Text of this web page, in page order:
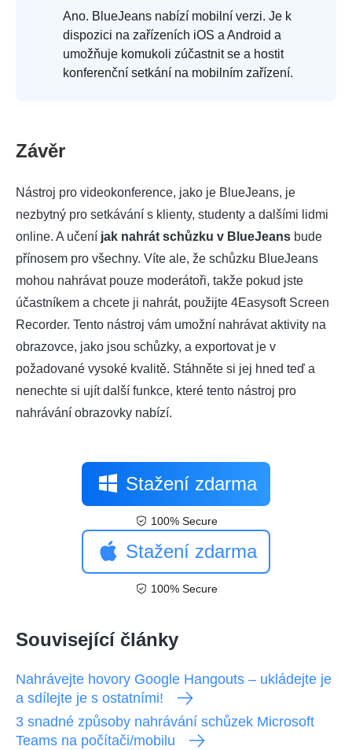
Ano. BlueJeans nabízí mobilní verzi. Je k
dispozici na zařízeních iOS a Android a
umožňuje komukoli zúčastnit se a hostit
konferenční setkání na mobilním zařízení.
Závěr
Nástroj pro videokonference, jako je BlueJeans, je
nezbytný pro setkávání s klienty, studenty a dalšími lidmi
online. A učení jak nahrát schůzku v BlueJeans bude
přínosem pro všechny. Víte ale, že schůzku BlueJeans
mohou nahrávat pouze moderátoři, takže pokud jste
účastníkem a chcete ji nahrát, použijte 4Easysoft Screen
Recorder. Tento nástroj vám umožní nahrávat aktivity na
obrazovce, jako jsou schůzky, a exportovat je v
požadované vysoké kvalitě. Stáhněte si jej hned teď a
nenechte si ujít další funkce, které tento nástroj pro
nahrávání obrazovky nabízí.
Stažení zdarma
100% Secure
Stažení zdarma
100% Secure
Související články
Nahrávejte hovory Google Hangouts – ukládejte je
a sdílejte je s ostatními!
3 snadné způsoby nahrávání schůzek Microsoft
Teams na počítači/mobilu